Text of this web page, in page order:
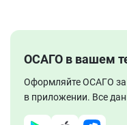
ОСАГО в вашем
Оформляйте ОСАГО за
в приложении. Все